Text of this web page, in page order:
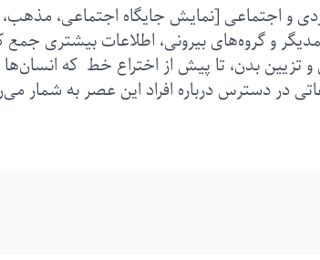
و اجتماعی [نمایش جایگاه اجتماعی، مذهب،
و گروه‌های بیرونی، اطلاعات بیشتری جمع
و تزیین بدن، تا پیش از اختراع خط که انسان‌ها
در دسترس درباره افراد این عصر به شمار